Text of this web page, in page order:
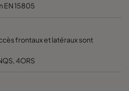
EN 15805
frontaux et latéraux sont
4ORS